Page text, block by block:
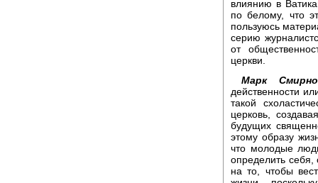
влиянию в
по белому, что
пользуюсь
серию
от
церкви.
Марк
действенности
такой
церковь,
будущих
этому образу
что молодые
определить себя,
на то, чтобы